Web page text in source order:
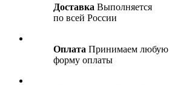
Доставка Выполняется
по всей России
Оплата Принимаем любую
форму оплаты